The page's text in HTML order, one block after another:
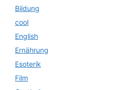
Bildung
cool
English
Ernährung
Esoterik
Film